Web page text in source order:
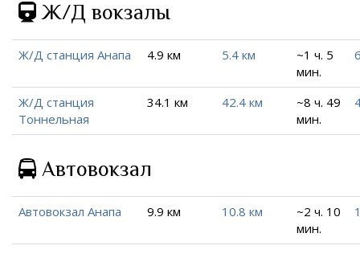
Ж/Д вокзалы
Ж/Д станция Анапа 4.9 км 5.4 км
~1 ч. 5
мин.
Ж/Д станция
Тоннельная
34.1 км 42.4 км
~8 ч. 49
мин.
Автовокзал
Автовокзал Анапа 9.9 км 10.8 км
~2 ч. 10
мин.